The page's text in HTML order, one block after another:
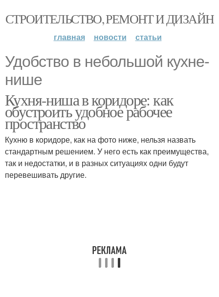
СТРОИТЕЛЬСТВО, РЕМОНТ И ДИЗАЙН
главная новости статьи
Удобство в небольшой кухне-
нише
Кухня-ниша в коридоре: как
обустроить удобное рабочее
пространство
Кухню в коридоре, как на фото ниже, нельзя назвать
стандартным решением. У него есть как преимущества,
так и недостатки, и в разных ситуациях одни будут
перевешивать другие.